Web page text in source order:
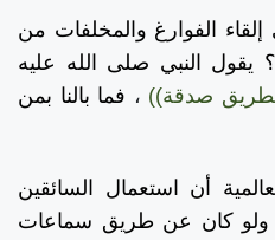
الفوارغ والمخلفات من
يقول النبي صلى الله عليه
صدقة)) ، فما بالنا بمن
أن استعمال السائقين
ولو كان عن طريق سماعات